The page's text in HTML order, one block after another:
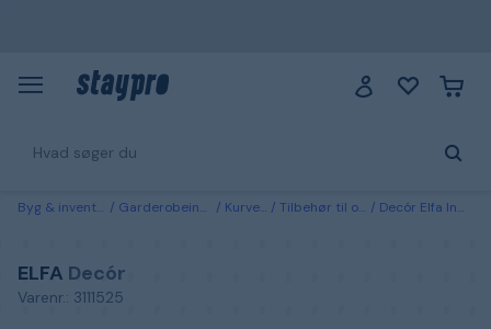
Byg & inventarie Garderobeindretning Kurvesystem Tilbehør til opbevaringssystemer Decór Elfa Indsats hvid, til meshback 10x531x80 mm
ELFA Decór
Varenr.: 3111525